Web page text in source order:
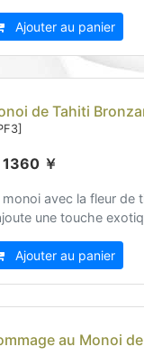
Ajouter au panier
de Tahiti
￥
monoi avec la fleur de
une touche
Ajouter au panier
au Monoi